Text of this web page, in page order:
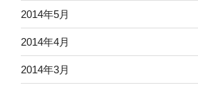
2014年5月
2014年4月
2014年3月